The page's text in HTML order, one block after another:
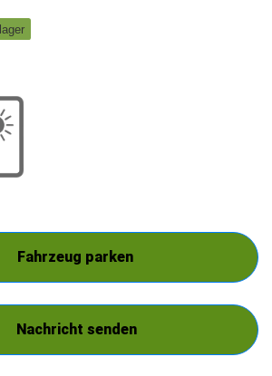
Fahrzeug parken
Nachricht senden